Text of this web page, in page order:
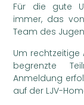
Für die gute
immer, das
Team des
Um
begrenzte
Anmeldung
auf der LJV-